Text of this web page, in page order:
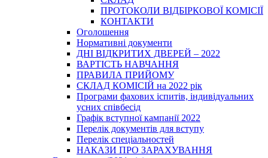
ПРОТОКОЛИ ВІДБІРКОВОЇ КОМІСІЇ
КОНТАКТИ
Оголошення
Нормативні документи
ДНІ ВІДКРИТИХ ДВЕРЕЙ – 2022
ВАРТІСТЬ НАВЧАННЯ
ПРАВИЛА ПРИЙОМУ
СКЛАД КОМІСІЙ на 2022 рік
Програми фахових іспитів, індивідуальних
усних співбесід
Графік вступної кампанії 2022
Перелік документів для вступу
Перелік спеціальностей
НАКАЗИ ПРО ЗАРАХУВАННЯ